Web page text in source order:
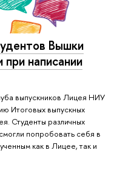
Вышки
написании
выпускников Лицея НИУ
Итоговых выпускных
Студенты различных
попробовать себя в
как в Лицее, так и